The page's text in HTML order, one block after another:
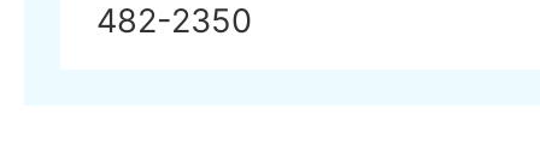
482-2350